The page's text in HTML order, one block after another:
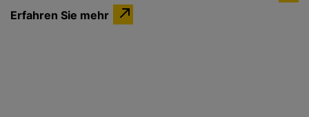
Erfahren Sie mehr